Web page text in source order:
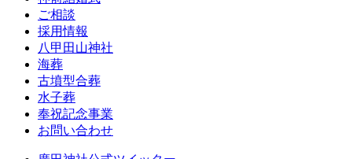
ご相談
採用情報
八甲田山神社
海葬
古墳型合葬
水子葬
奉祝記念事業
お問い合わせ